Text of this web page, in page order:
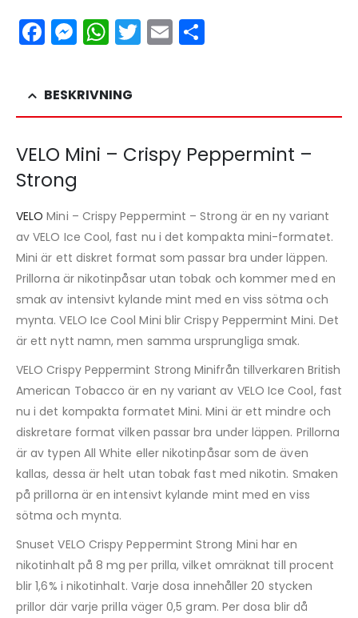
Facebook
Messenger
WhatsApp
Twitter
Email
BESKRIVNING
VELO Mini – Crispy Peppermint –
Strong
VELO Mini – Crispy Peppermint – Strong är en ny variant
av VELO Ice Cool, fast nu i det kompakta mini-formatet.
Mini är ett diskret format som passar bra under läppen.
Prillorna är nikotinpåsar utan tobak och kommer med en
smak av intensivt kylande mint med en viss sötma och
mynta. VELO Ice Cool Mini blir Crispy Peppermint Mini. Det
är ett nytt namn, men samma ursprungliga smak.
VELO Crispy Peppermint Strong Minifrån tillverkaren British
American Tobacco är en ny variant av VELO Ice Cool, fast
nu i det kompakta formatet Mini. Mini är ett mindre och
diskretare format vilken passar bra under läppen. Prillorna
är av typen All White eller nikotinpåsar som de även
kallas, dessa är helt utan tobak fast med nikotin. Smaken
på prillorna är en intensivt kylande mint med en viss
sötma och mynta.
Snuset VELO Crispy Peppermint Strong Mini har en
nikotinhalt på 8 mg per prilla, vilket omräknat till procent
blir 1,6% i nikotinhalt. Varje dosa innehåller 20 stycken
prillor där varje prilla väger 0,5 gram. Per dosa blir då